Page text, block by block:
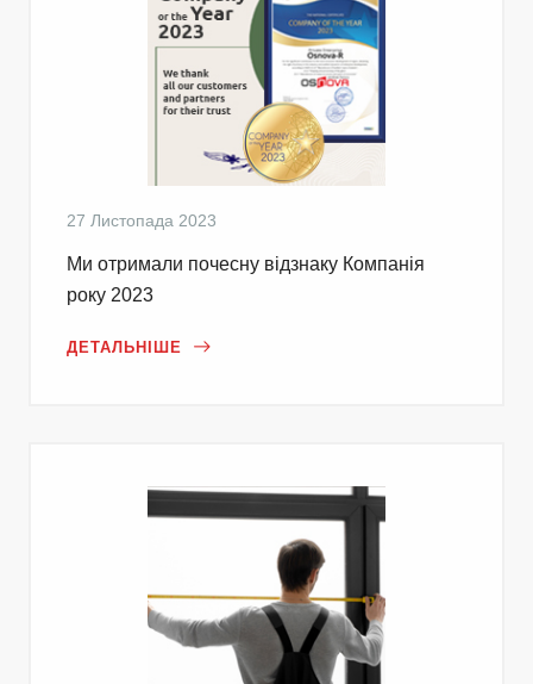
27 Листопада 2023
Ми отримали почесну відзнаку Компанія
року 2023
ДЕТАЛЬНІШЕ